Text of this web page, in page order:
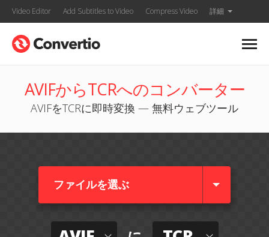
Video Editor Add Subtitles to Video Compress Video 詳細
AVIFからTCRへのコンバーター
AVIFをTCRに即時変換 — 無料ウェブツール
ファイルを選ぶ